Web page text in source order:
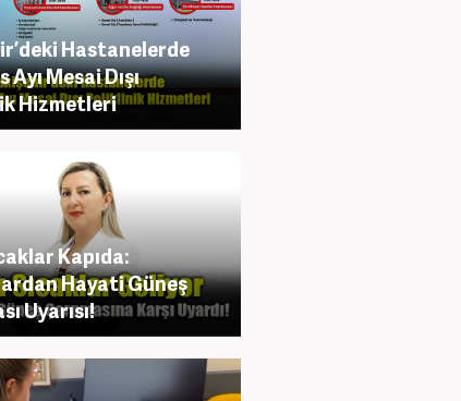
Hastanelerde
Mesai Dışı
Hizmetleri
Kapıda:
Hayati Güneş
Uyarısı!